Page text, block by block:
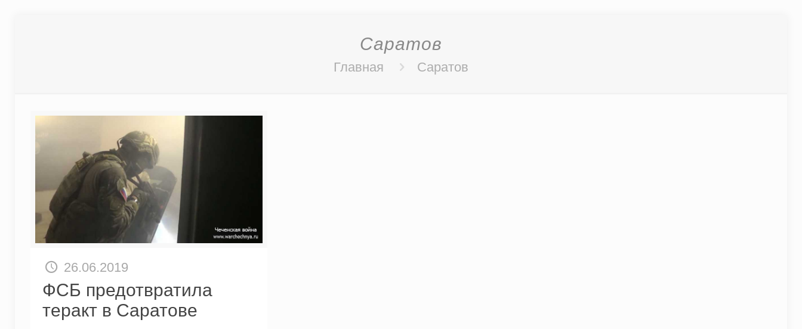
Саратов
Главная Саратов
26.06.2019
ФСБ предотвратила
теракт в Саратове